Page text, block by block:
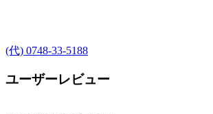
(代) 0748-33-5188
ユーザーレビュー